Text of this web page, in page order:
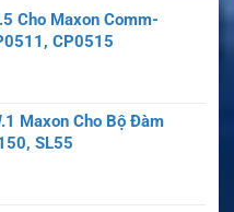
Cho Maxon Comm-
CP0515
Maxon Cho Bộ Đàm
SL55